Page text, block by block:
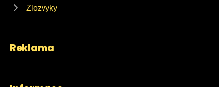
Zlozvyky
Reklama